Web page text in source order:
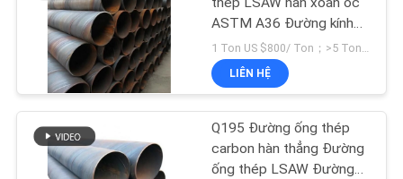
VIDEO
HƯỚNG
DẪNỐng nối khuỷu tay
81
ASTM A36 Đường kính
lớn 1000mm
1 Ton US $800/ Ton；>5 Tons US $500/ Ton MOQ:1 tấn
LIÊN HỆ
Q195 Đường ống thép
carbon hàn thẳng Đường
ống thép LSAW Đường